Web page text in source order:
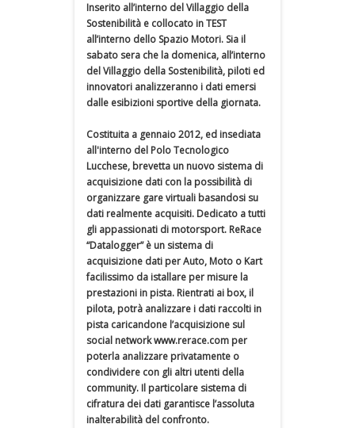
Inserito all’interno del Villaggio della
Sostenibilità e collocato in TEST
all’interno dello Spazio Motori. Sia il
sabato sera che la domenica, all’interno
del Villaggio della Sostenibilità, piloti ed
innovatori analizzeranno i dati emersi
dalle esibizioni sportive della giornata.
Costituita a gennaio 2012, ed insediata
all'interno del Polo Tecnologico
Lucchese, brevetta un nuovo sistema di
acquisizione dati con la possibilità di
organizzare gare virtuali basandosi su
dati realmente acquisiti. Dedicato a tutti
gli appassionati di motorsport. ReRace
“Datalogger” è un sistema di
acquisizione dati per Auto, Moto o Kart
facilissimo da istallare per misure la
prestazioni in pista. Rientrati ai box, il
pilota, potrà analizzare i dati raccolti in
pista caricandone l’acquisizione sul
social network www.rerace.com per
poterla analizzare privatamente o
condividere con gli altri utenti della
community. Il particolare sistema di
cifratura dei dati garantisce l’assoluta
inalterabilità del confronto.